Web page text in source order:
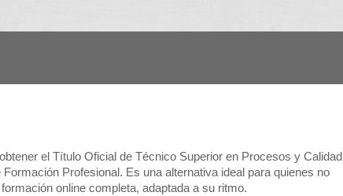
el Título Oficial de Técnico Superior en Procesos y Calidad
Profesional. Es una alternativa ideal para quienes no
online completa, adaptada a su ritmo.